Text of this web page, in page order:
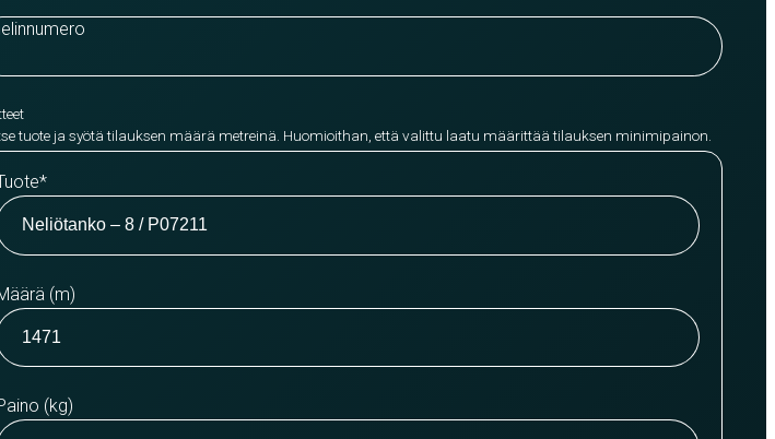
tuote ja syötä tilauksen määrä metreinä. Huomioithan, että valittu laatu määrittää tilauksen minimipainon.
*
(m)
(kg)